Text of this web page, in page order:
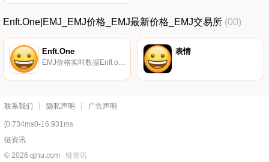
Enft.One|EMJ_EMJ价格_EMJ最新价格_EMJ交易所 (00)
Enft.One 表情
联系我们 隐私声明 广告声明
[0:734ms0-16:931ms
链资讯
© 2026 qjnu.com 链资讯